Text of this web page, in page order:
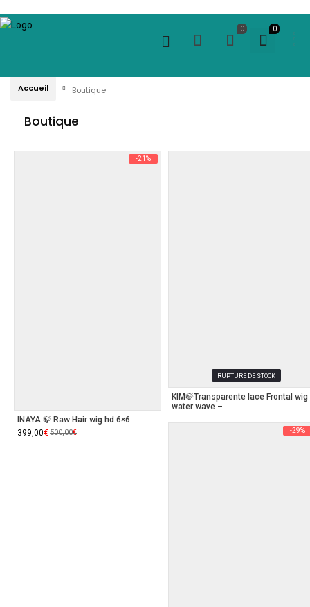
0
0
Accueil Boutique
Boutique
-21%
INAYA 🍃 Raw Hair wig hd 6×6
500,00€
Le
399,00€
Le
RUPTURE DE STOCK
KIM🍃Transparente lace Frontal wig
water wave –
-29%